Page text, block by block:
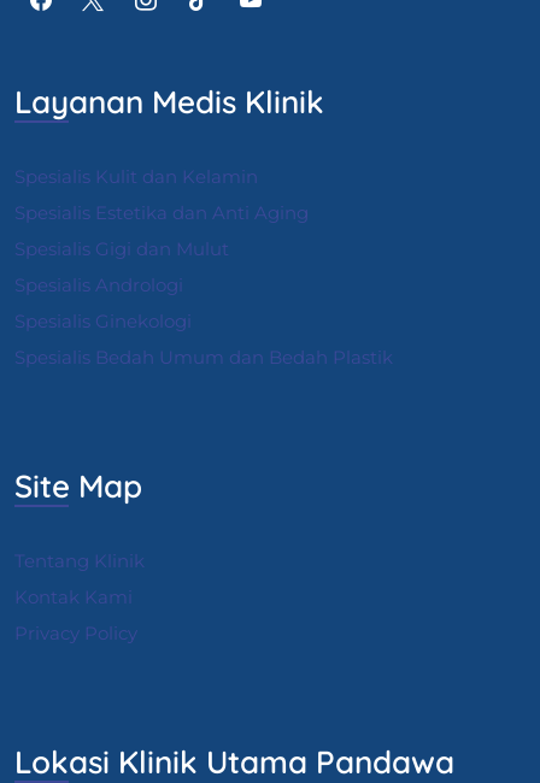
Layanan Medis Klinik
Spesialis Kulit dan Kelamin
Spesialis Estetika dan Anti Aging
Spesialis Gigi dan Mulut
Spesialis Andrologi
Spesialis Ginekologi
Spesialis Bedah Umum dan Bedah Plastik
Site Map
Tentang Klinik
Kontak Kami
Privacy Policy
Lokasi Klinik Utama Pandawa